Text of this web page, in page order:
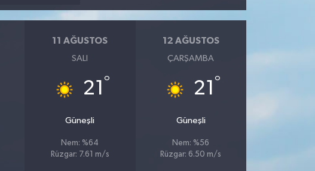
11 AĞUSTOS
SALI
21 °
Güneşli
Nem: %64
Rüzgar: 7.61 m/s
12 AĞUSTOS
ÇARŞAMBA
21 °
Güneşli
Nem: %56
Rüzgar: 6.50 m/s